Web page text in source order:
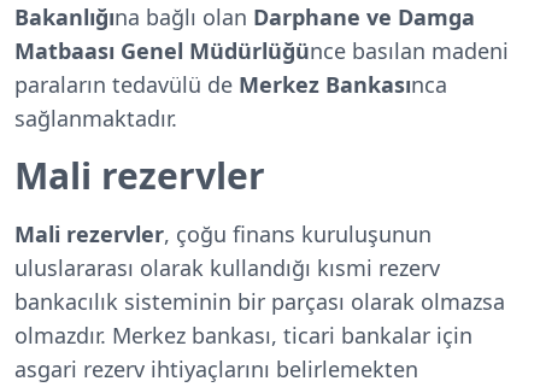
Bakanlığına bağlı olan Darphane ve Damga
Matbaası Genel Müdürlüğünce basılan madeni
paraların tedavülü de Merkez Bankasınca
sağlanmaktadır.
Mali rezervler
Mali rezervler, çoğu finans kuruluşunun
uluslararası olarak kullandığı kısmi rezerv
bankacılık sisteminin bir parçası olarak olmazsa
olmazdır. Merkez bankası, ticari bankalar için
asgari rezerv ihtiyaçlarını belirlemekten